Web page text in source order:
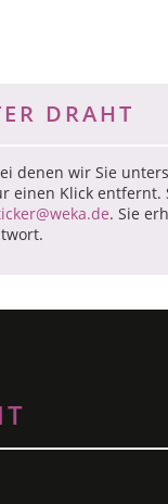
DRAHT
denen wir Sie
einen Klick entfernt.
. Sie